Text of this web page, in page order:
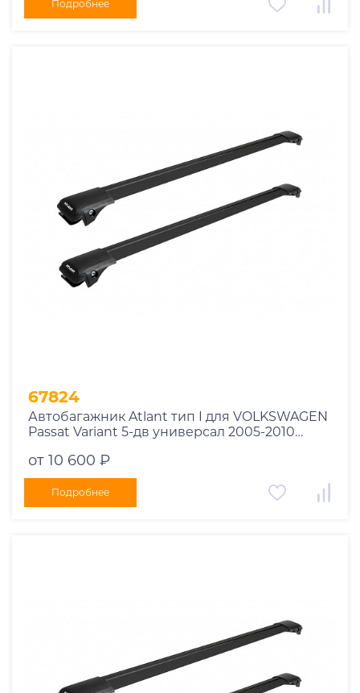
Подробнее
67824
Автобагажник Atlant тип I для VOLKSWAGEN
Passat Variant 5-дв универсал 2005-2010
10002+11114+11118
от 10 600 ₽
Подробнее